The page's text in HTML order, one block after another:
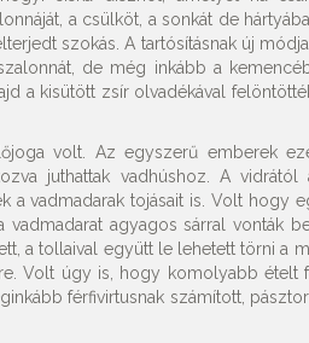
a csülköt, a sonkát de
szokás. A tartósításnak új
de még inkább a
a kisütött zsír olvadékával
volt. Az egyszerű emberek
juthattak vadhúshoz. A
a vadmadarak tojásait is. Volt hogy
agyagos sárral vonták
a tollaival együtt le lehetett törni a
Volt úgy is, hogy komolyabb ételt
férfivirtusnak számított,